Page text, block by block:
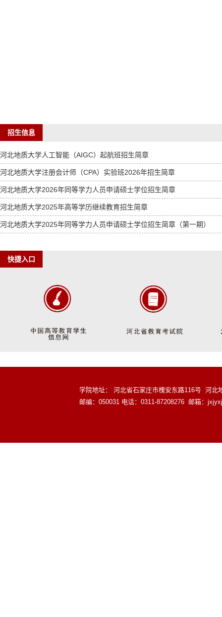
招生信息
河北地质大学人工智能（AIGC）起航班招生简章
河北地质大学注册会计师（CPA）实验班2026年招生简章
河北地质大学2026年同等学力人员申请硕士学位招生简章
河北地质大学2025年高等学历继续教育招生简章
河北地质大学2025年同等学力人员申请硕士学位招生简章（第一期）
快捷入口
学院地址： 河北省石家庄市槐安东路116号 河北地质大
邮编：050031 电话：0311-87208276 邮箱：